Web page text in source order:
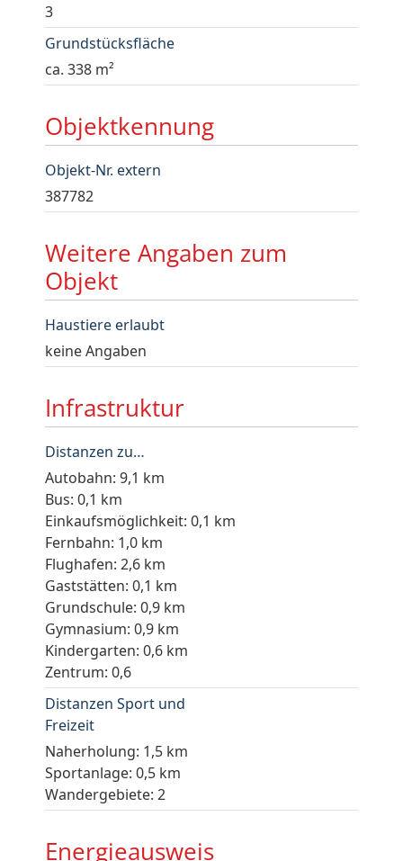
3
Grundstücksfläche
ca. 338 m²
Objektkennung
Objekt-Nr. extern
387782
Weitere Angaben zum
Objekt
Haustiere erlaubt
keine Angaben
Infrastruktur
Distanzen zu…
Autobahn: 9,1 km
Bus: 0,1 km
Einkaufsmöglichkeit: 0,1 km
Fernbahn: 1,0 km
Flughafen: 2,6 km
Gaststätten: 0,1 km
Grundschule: 0,9 km
Gymnasium: 0,9 km
Kindergarten: 0,6 km
Zentrum: 0,6
Distanzen Sport und
Freizeit
Naherholung: 1,5 km
Sportanlage: 0,5 km
Wandergebiete: 2
Energieausweis